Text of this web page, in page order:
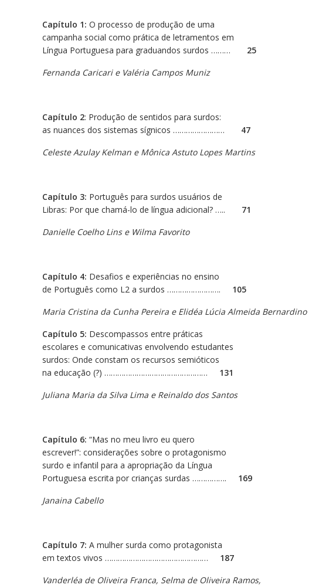
Capítulo 1: O processo de produção de uma
campanha social como prática de letramentos em
Língua Portuguesa para graduandos surdos ………
25
Fernanda Caricari e Valéria Campos Muniz
Capítulo 2: Produção de sentidos para surdos:
as nuances dos sistemas sígnicos …………………… 47
Celeste Azulay Kelman e Mônica Astuto Lopes Martins
Capítulo 3: Português para surdos usuários de
Libras: Por que chamá-lo de língua adicional? ….. 71
Danielle Coelho Lins e Wilma Favorito
Capítulo 4: Desafios e experiências no ensino
de Português como L2 a surdos ……………………. 105
Maria Cristina da Cunha Pereira e Elidéa Lúcia Almeida Bernardino
Capítulo 5: Descompassos entre práticas
escolares e comunicativas envolvendo estudantes
surdos: Onde constam os recursos semióticos
na educação (?) ………………………………………… 131
Juliana Maria da Silva Lima e Reinaldo dos Santos
Capítulo 6: “Mas no meu livro eu quero
escrever!”: considerações sobre o protagonismo
surdo e infantil para a apropriação da Língua
Portuguesa escrita por crianças surdas ……………. 169
Janaina Cabello
Capítulo 7: A mulher surda como protagonista
em textos vivos ………………………………………… 187
Vanderléa de Oliveira Franca, Selma de Oliveira Ramos,